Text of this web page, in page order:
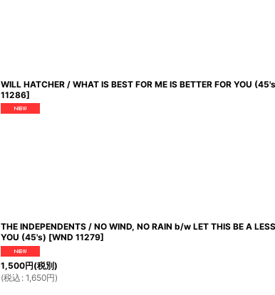
WILL HATCHER / WHAT IS BEST FOR ME IS BETTER FOR YOU
11286]
THE INDEPENDENTS / NO WIND, NO RAIN b/w LET THIS BE A
YOU (45's) [WND 11279]
1,500円(税別)
(税込 : 1,650円)